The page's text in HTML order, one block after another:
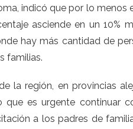
indicó que por lo menos
asciende en un 10%
hay más cantidad de
familias.
la región, en provincias
es urgente continuar
a los padres de